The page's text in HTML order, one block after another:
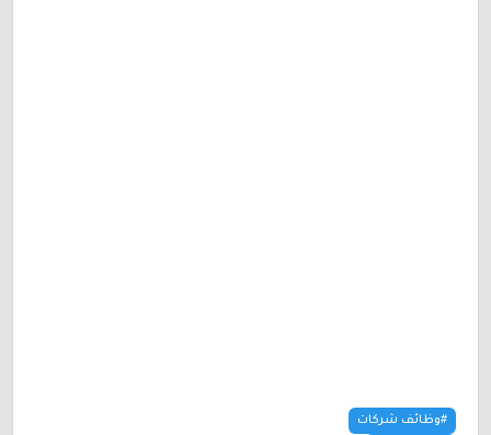
#وظائف شركات